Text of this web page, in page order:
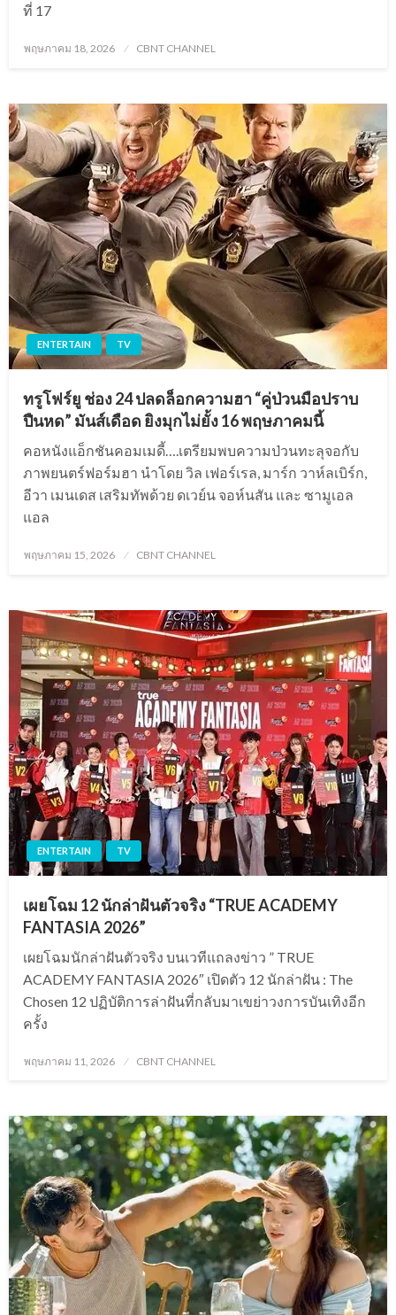
ที่ 17
Posted
พฤษภาคม 18, 2026 CBNT CHANNEL
ENTERTAIN TV
ทรูโฟร์ยู ช่อง 24 ปลดล็อกความฮา “คู่ป่วนมือปราบ
ปืนหด” มันส์เดือด ยิงมุกไม่ยั้ง 16 พฤษภาคมนี้
คอหนังแอ็กชันคอมเมดี้….เตรียมพบความป่วนทะลุจอกับ
ภาพยนตร์ฟอร์มฮา นำโดย วิล เฟอร์เรล, มาร์ก วาห์ลเบิร์ก,
อีวา เมนเดส เสริมทัพด้วย ดเวย์น จอห์นสัน และ ซามูเอล
แอล
Posted
พฤษภาคม 15, 2026 CBNT CHANNEL
ENTERTAIN TV
เผยโฉม 12 นักล่าฝันตัวจริง “TRUE ACADEMY
FANTASIA 2026”
เผยโฉมนักล่าฝันตัวจริง บนเวทีแถลงข่าว ” TRUE
ACADEMY FANTASIA 2026″ เปิดตัว 12 นักล่าฝัน : The
Chosen 12 ปฏิบัติการล่าฝันที่กลับมาเขย่าวงการบันเทิงอีก
ครั้ง
Posted
พฤษภาคม 11, 2026 CBNT CHANNEL